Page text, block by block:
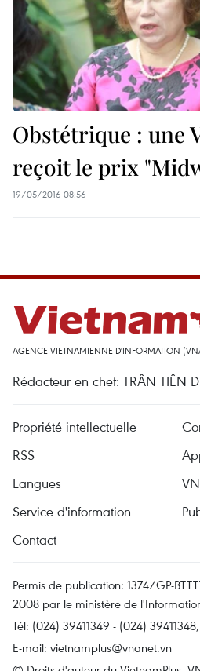
Obstétrique : une
reçoit le prix
19/05/2016 08:56
AGENCE VIETNAMIENNE D'INFORMATION
Rédacteur en chef: TRÂN TIÊN
Propriété intellectuelle
RSS
Langues
Service d'information
Contact
Permis de publication: 1374/GP-
2008 par le ministère de
Tél: (024) 39411349 - (024)
E-mail: vietnamplus@vnanet.vn